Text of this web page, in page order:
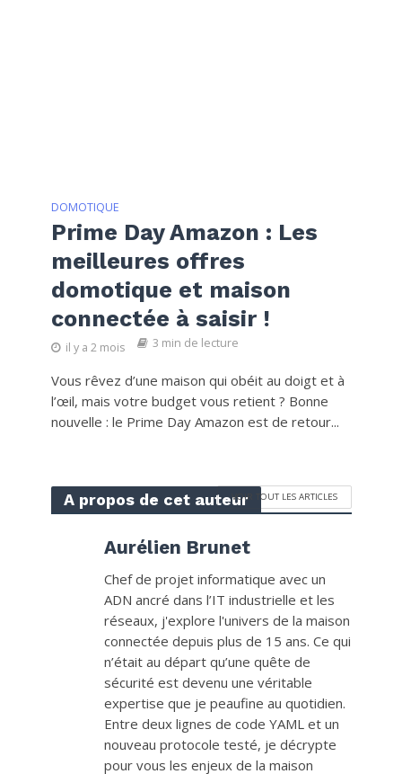
DOMOTIQUE
Prime Day Amazon : Les
meilleures offres
domotique et maison
connectée à saisir !
il y a 2 mois 3 min de lecture
Vous rêvez d’une maison qui obéit au doigt et à
l’œil, mais votre budget vous retient ? Bonne
nouvelle : le Prime Day Amazon est de retour...
A propos de cet auteurVOIR TOUT LES ARTICLES
Aurélien Brunet
Chef de projet informatique avec un
ADN ancré dans l’IT industrielle et les
réseaux, j'explore l'univers de la maison
connectée depuis plus de 15 ans. Ce qui
n’était au départ qu’une quête de
sécurité est devenu une véritable
expertise que je peaufine au quotidien.
Entre deux lignes de code YAML et un
nouveau protocole testé, je décrypte
pour vous les enjeux de la maison